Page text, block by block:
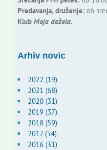
Predavanja, druženje:ob
Klub Moja dežela.
Arhiv novic
2022 (19)
2021 (68)
2020 (31)
2019 (37)
2018 (59)
2017 (54)
2016 (31)